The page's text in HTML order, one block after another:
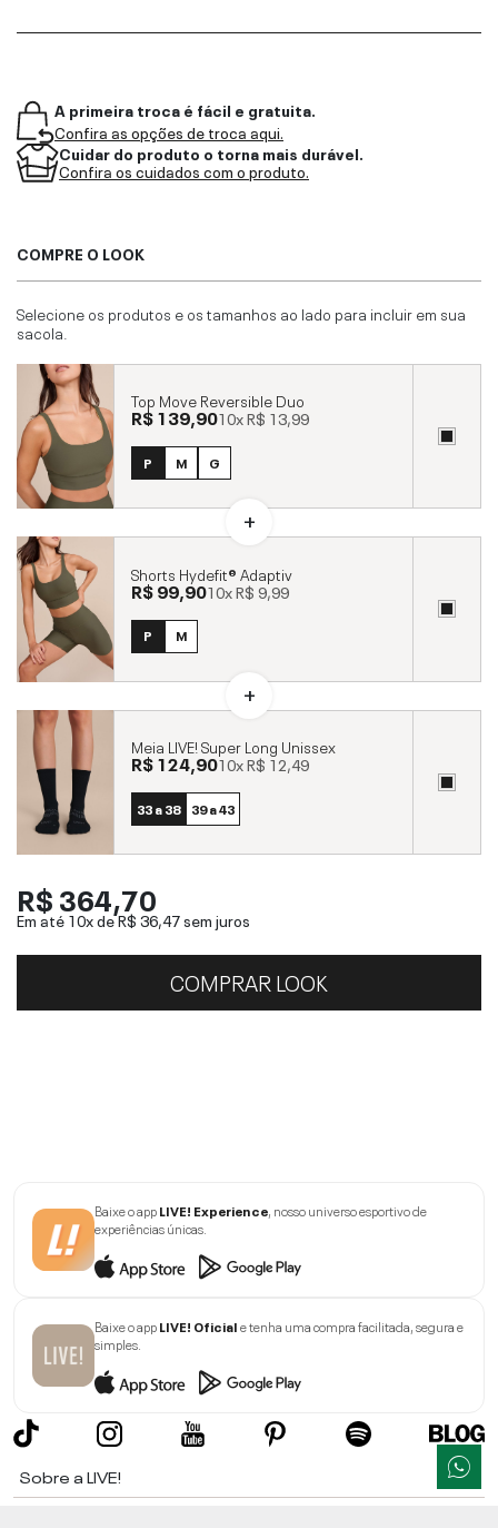
A primeira troca é fácil e gratuita.
Confira as opções de troca aqui.
Cuidar do produto o torna mais durável.
Confira os cuidados com o produto.
COMPRE O LOOK
Selecione os produtos e os tamanhos ao lado para incluir em sua
sacola.
Top Move Reversible Duo
R$ 139,9010xR$ 13,99
P M G
Shorts Hydefit® Adaptiv
R$ 99,9010xR$ 9,99
P M
Meia LIVE! Super Long Unissex
R$ 124,9010xR$ 12,49
33 a 38 39 a 43
R$ 364,70
Em até 10x deR$ 36,47sem juros
COMPRAR LOOK
Baixe o appLIVE! Experience, nosso universo esportivo de
experiências únicas.
Baixe o appLIVE! Oficiale tenha uma compra facilitada, segura e
simples.
Sobre a LIVE!